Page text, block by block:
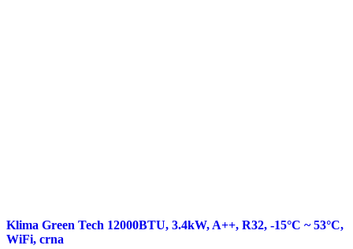
Klima Green Tech 12000BTU, 3.4kW, A++, R32, -15°C ~ 53°C,
WiFi, crna